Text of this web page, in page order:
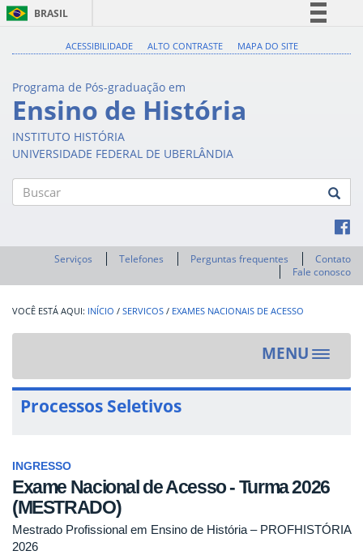
BRASIL
Acesso à informação
ACESSIBILIDADE ALTO CONTRASTE MAPA DO SITE
Programa de Pós-graduação em
Ensino de História
INSTITUTO HISTÓRIA
UNIVERSIDADE FEDERAL DE UBERLÂNDIA
Serviços Telefones Perguntas frequentes
Contato
Fale conosco
INÍCIO / SERVICOS / EXAMES NACIONAIS DE ACESSO
MENU
Toggle
Processos Seletivos
INGRESSO
Exame Nacional de Acesso - Turma 2026
(MESTRADO)
Mestrado Profissional em Ensino de História – PROFHISTÓRIA
2026